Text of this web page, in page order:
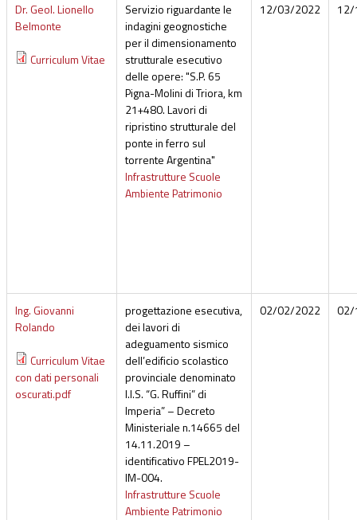
Dr. Geol. Lionello
Belmonte
Curriculum Vitae
Servizio riguardante le
indagini geognostiche
per il dimensionamento
strutturale esecutivo
delle opere: "S.P. 65
Pigna-Molini di Triora, km
21+480. Lavori di
ripristino strutturale del
ponte in ferro sul
torrente Argentina"
Infrastrutture Scuole
Ambiente Patrimonio
12/03/2022
Ing. Giovanni
Rolando
Curriculum Vitae
con dati personali
oscurati.pdf
progettazione esecutiva,
dei lavori di
adeguamento sismico
dell’edificio scolastico
provinciale denominato
I.I.S. “G. Ruffini” di
Imperia” – Decreto
Ministeriale n.14665 del
14.11.2019 –
identificativo FPEL2019-
IM-004.
Infrastrutture Scuole
Ambiente Patrimonio
02/02/2022 02/